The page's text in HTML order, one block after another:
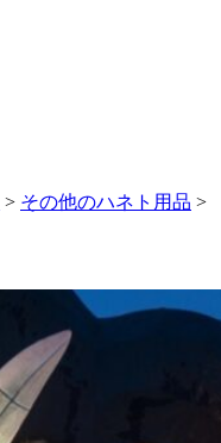
> その他のハネト用品 >